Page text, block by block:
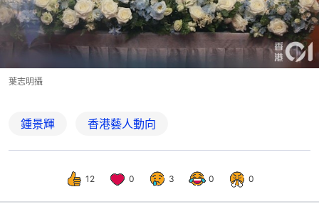
葉志明攝
鍾景輝 香港藝人動向
12 0 3 0 0